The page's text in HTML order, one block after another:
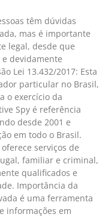
têm dúvidas
mas é importante
legal, desde que
devidamente
Lei 13.432/2017: Esta
particular no Brasil,
o exercício da
Spy é referência
desde 2001 e
em todo o Brasil.
serviços de
familiar e criminal,
qualificados e
Importância da
é uma ferramenta
informações em